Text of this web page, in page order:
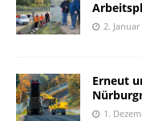
2. Januar
Erneut
1.